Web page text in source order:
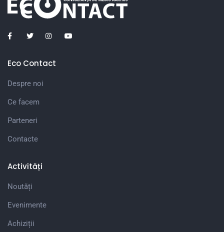
Eco Contact
Despre noi
Ce facem
Parteneri
Contacte
Activități
Noutăți
Evenimente
Achiziții